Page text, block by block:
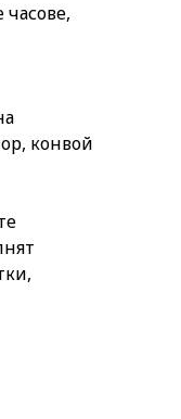
конвой